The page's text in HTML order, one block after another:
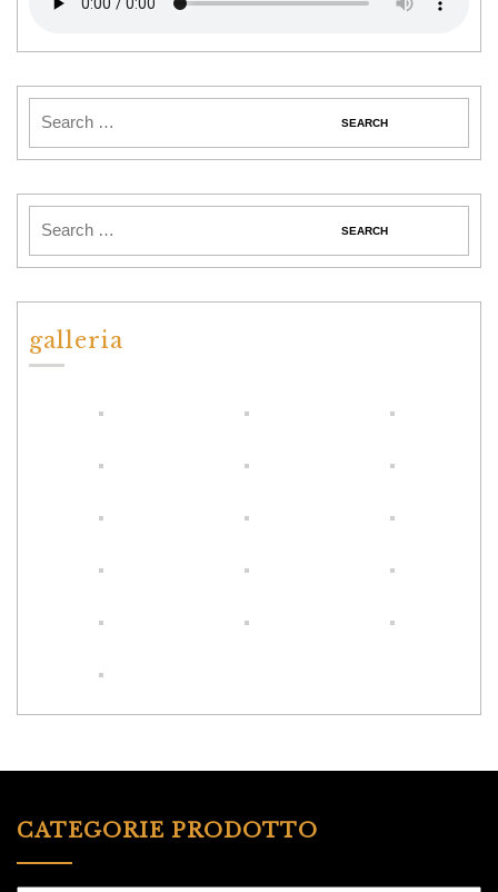
galleria
CATEGORIE PRODOTTO